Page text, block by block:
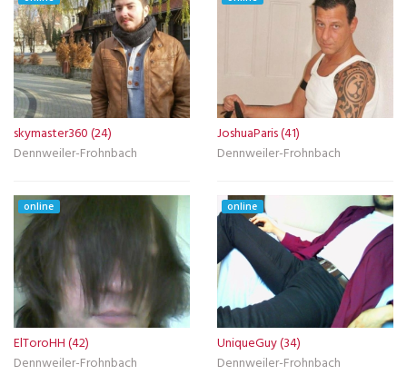
skymaster360 (24)
Dennweiler-Frohnbach
JoshuaParis (41)
Dennweiler-Frohnbach
online
ElToroHH (42)
Dennweiler-Frohnbach
online
UniqueGuy (34)
Dennweiler-Frohnbach